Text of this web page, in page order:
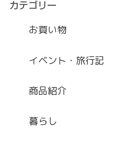
カテゴリー
お買い物
イベント・旅行記
商品紹介
暮らし